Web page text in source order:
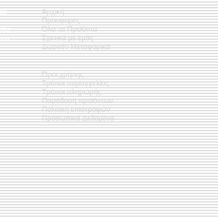
Όροι χρήσης
Τρόποι παραγγελίας
Τρόποι πληρωμής
Παράδοση προϊόντων
Πολιτική επιστροφών
Προσωπικά Δεδομένα
Αρχική
Προσφορές
Όλα τα Προϊόντα
Σχετικά με εμάς
Δωρεάν Μεταφορικά